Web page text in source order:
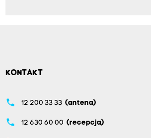
KONTAKT
phone 12 200 33 33 (antena)
phone 12 630 60 00 (recepcja)